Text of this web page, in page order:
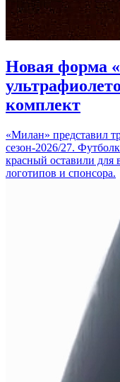
Новая форма
комплект
«Милан» представил
сезон-2026/27.
красный оставили для
логотипов и спонсора.